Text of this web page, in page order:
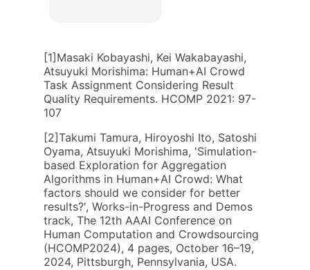
[1]Masaki Kobayashi, Kei Wakabayashi,
Atsuyuki Morishima: Human+AI Crowd
Task Assignment Considering Result
Quality Requirements. HCOMP 2021: 97-
107
[2]Takumi Tamura, Hiroyoshi Ito, Satoshi
Oyama, Atsuyuki Morishima, 'Simulation-
based Exploration for Aggregation
Algorithms in Human+AI Crowd: What
factors should we consider for better
results?', Works-in-Progress and Demos
track, The 12th AAAI Conference on
Human Computation and Crowdsourcing
(HCOMP2024), 4 pages, October 16–19,
2024, Pittsburgh, Pennsylvania, USA.